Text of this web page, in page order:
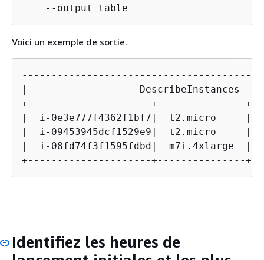
    --output table
Voici un exemple de sortie.
|
+---------------------+---------------
|  i-0e3e777f4362f1bf7|  t2.micro     |
|  i-09453945dcf1529e9|  t2.micro     |
|  i-08fd74f3f1595fdbd|  m7i.4xlarge  |
+---------------------+---------------
Identifiez les heures de